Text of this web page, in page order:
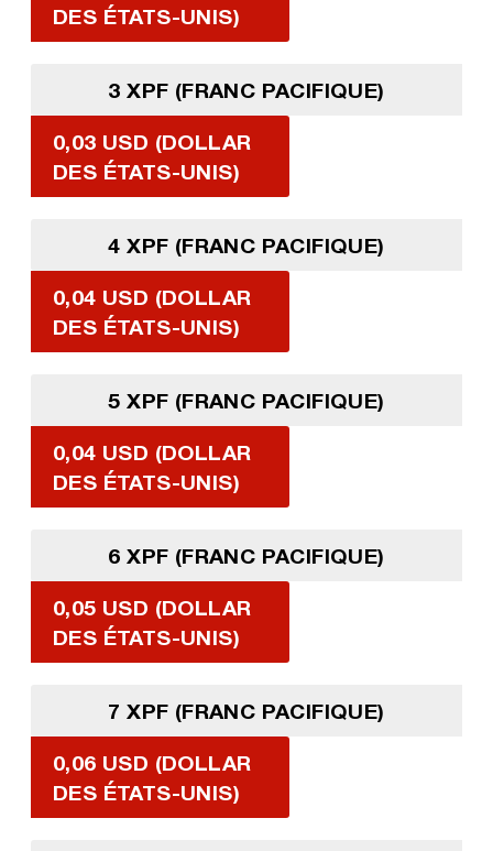
DES ÉTATS-UNIS)
3 XPF (FRANC PACIFIQUE)
0,03 USD (DOLLAR
DES ÉTATS-UNIS)
4 XPF (FRANC PACIFIQUE)
0,04 USD (DOLLAR
DES ÉTATS-UNIS)
5 XPF (FRANC PACIFIQUE)
0,04 USD (DOLLAR
DES ÉTATS-UNIS)
6 XPF (FRANC PACIFIQUE)
0,05 USD (DOLLAR
DES ÉTATS-UNIS)
7 XPF (FRANC PACIFIQUE)
0,06 USD (DOLLAR
DES ÉTATS-UNIS)